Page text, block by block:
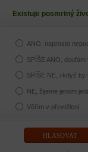
Existuje posmrtný
ANO, naprosto
SPÍŠE ANO, doufám
SPÍŠE NE, i když by
NE, žijeme jenom
Věřím v převtělení